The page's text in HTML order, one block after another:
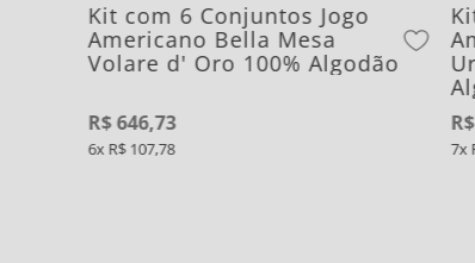
Kit com 6 Conjuntos Jogo
Americano Bella Mesa
Volare d' Oro 100% Algodão
R$646,73
6 R$107,78
R$
7